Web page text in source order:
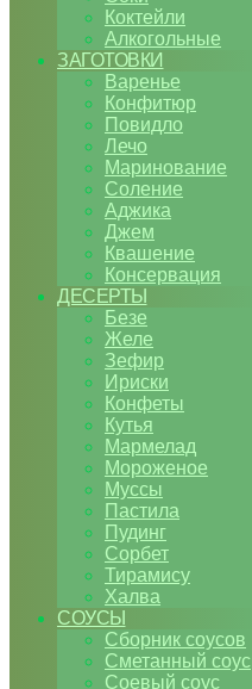
Коктейли
Алкогольные
ЗАГОТОВКИ
Варенье
Конфитюр
Повидло
Лечо
Маринование
Соление
Аджика
Джем
Квашение
Консервация
ДЕСЕРТЫ
Безе
Желе
Зефир
Ириски
Конфеты
Кутья
Мармелад
Мороженое
Муссы
Пастила
Пудинг
Сорбет
Тирамису
Халва
СОУСЫ
Сборник соусов
Сметанный соус
Соевый соус